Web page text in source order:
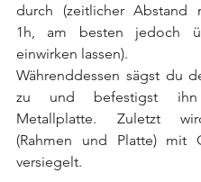
durch (zeitlicher Abstand
1h, am besten jedoch
einwirken lassen).
Währenddessen sägst du
zu und befestigst
Metallplatte. Zuletzt
(Rahmen und Platte) mit
versiegelt.